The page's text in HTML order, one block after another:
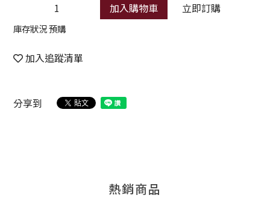
加入購物車 立即訂購
庫存狀況 預購
加入追蹤清單
分享到
熱銷商品